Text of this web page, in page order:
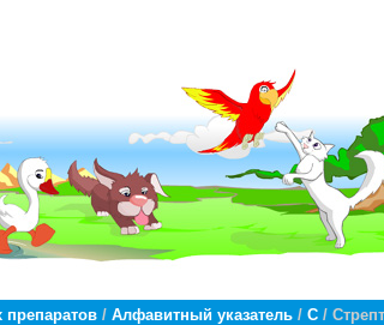
препаратов / Алфавитный указатель / С /